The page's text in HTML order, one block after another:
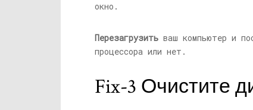
окно.
Перезагрузить ваш компьютер и
процессора или нет.
Fix-3 Очистите